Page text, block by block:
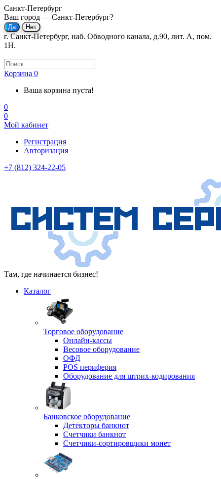
Санкт-Петербург
Ваш город — Санкт-Петербург?
г. Санкт-Петербург, наб. Обводного канала, д.90, лит. А, пом.
1Н.
Корзина 0
Ваша корзина пуста!
0
0
Мой кабинет
Регистрация
Авторизация
+7 (812) 324-22-05
Там, где начинается бизнес!
Каталог
Торговое оборудование
Онлайн-кассы
Весовое оборудование
ОФД
POS периферия
Оборудование для штрих-кодирования
Банковское оборудование
Детекторы банкнот
Счетчики банкнот
Счетчики-сортировщики монет